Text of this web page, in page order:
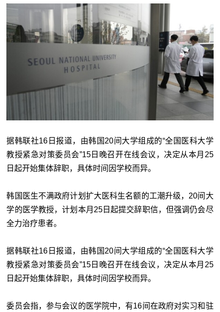
据韩联社16日报道，由韩国20间大学组成的“全国医科大学
教授紧急对策委员会”15日晚召开在线会议，决定从本月25
日起开始集体辞职，具体时间因学校而异。
韩国医生不满政府计划扩大医科生名额的工潮升级，20间大
学的医学教授，计划本月25日起提交辞职信，但强调仍会尽
全力治疗患者。
据韩联社16日报道，由韩国20间大学组成的“全国医科大学
教授紧急对策委员会”15日晚召开在线会议，决定从本月25
日起开始集体辞职，具体时间因学校而异。
委员会指，参与会议的医学院中，有16间在政府对实习和驻